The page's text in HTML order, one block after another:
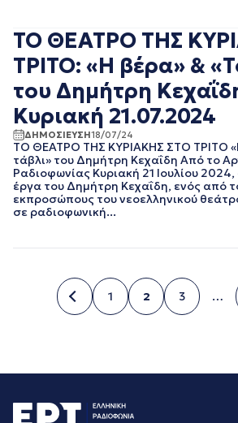
ΤΟ ΘΕΑΤΡΟ ΤΗΣ
ΤΡΙΤΟ: «Η βέρα» &
του Δημήτρη Κεχαΐδη
Κυριακή 21.07.2024
ΔΗΜΟΣΙΕΥΣΗ18/07/24
ΤΟ ΘΕΑΤΡΟ ΤΗΣ ΚΥΡΙΑΚΗΣ ΣΤΟ ΤΡΙΤΟ
τάβλι» του Δημήτρη Κεχαΐδη Από το
Ραδιοφωνίας Κυριακή 21 Ιουλίου
έργα του Δημήτρη Κεχαΐδη, ενός από
εκπροσώπους του νεοελληνικού
σε ραδιοφωνική...
Σελίδα
1
Σελίδα
2
Σελίδα
3
…